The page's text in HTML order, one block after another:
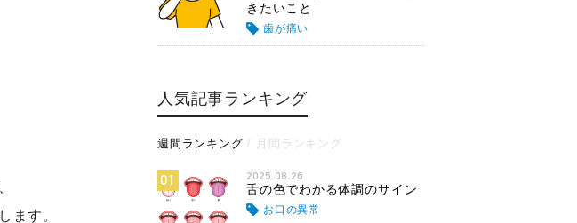
ます。
きたいこと
歯が痛い
人気記事ランキング
週間ランキング 月間ランキング
01 2025.08.26
舌の色でわかる体調のサイン
お口の異常